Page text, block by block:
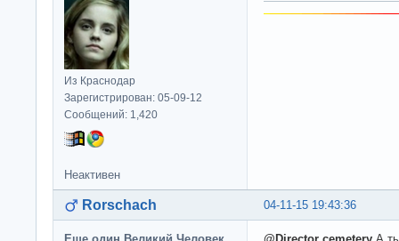
Из Краснодар
Зарегистрирован: 05-09-12
Сообщений: 1,420
Неактивен
04-11-15 19:43:36
Rorschach